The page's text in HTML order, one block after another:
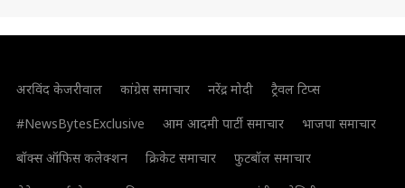
अरविंद केजरीवाल कांग्रेस समाचार नरेंद्र मोदी
ट्रैवल टिप्स
#NewsBytesExclusive
आम आदमी पार्टी समाचार
भाजपा समाचार
बॉक्स ऑफिस कलेक्शन
क्रिकेट समाचार
फुटबॉल समाचार